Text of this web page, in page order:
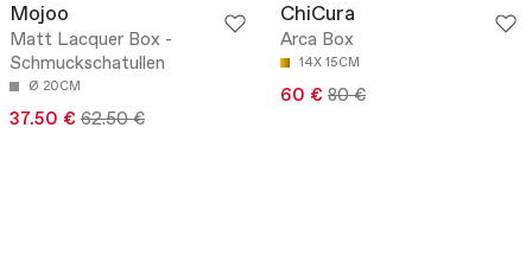
Mojoo
Matt Lacquer Box -
Schmuckschatullen
Ø 20CM
37.50 € 62.50 €
ChiCura
Arca Box
14X 15CM
60 € 80 €